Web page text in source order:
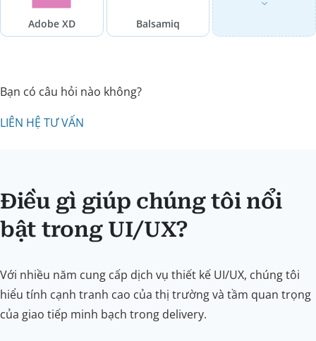
Adobe XD Balsamiq
Bạn có câu hỏi nào không?
LIÊN HỆ TƯ VẤN
Điều gì giúp chúng tôi nổi
bật trong UI/UX?
Với nhiều năm cung cấp dịch vụ thiết kế UI/UX, chúng tôi
hiểu tính cạnh tranh cao của thị trường và tầm quan trọng
của giao tiếp minh bạch trong delivery.